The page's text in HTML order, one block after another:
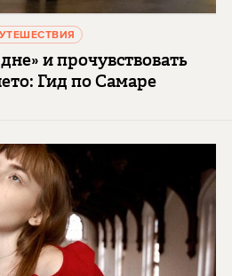
и прочувствовать
Гид по Самаре